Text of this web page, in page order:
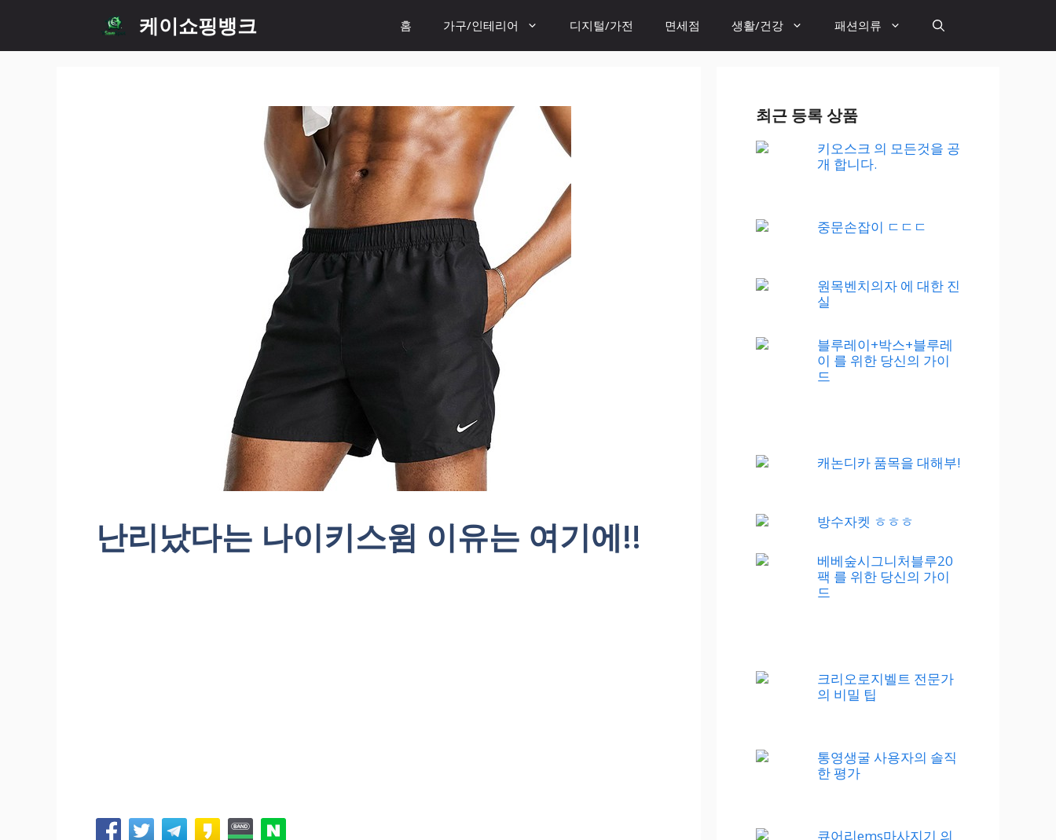
content
케이쇼핑뱅크 홈 가구/인테리어 디지털/가전 면세점 생활/건강 패션의류
난리났다는 나이키스윔 이유는 여기에!!
최근 등록 상품
키오스크 의 모든것을 공
개 합니다.
중문손잡이 ㄷㄷㄷ
원목벤치의자 에 대한 진
실
블루레이+박스+블루레
이 를 위한 당신의 가이
드
캐논디카 품목을 대해부!
방수자켓 ㅎㅎㅎ
베베숲시그니처블루20
팩 를 위한 당신의 가이
드
크리오로지벨트 전문가
의 비밀 팁
통영생굴 사용자의 솔직
한 평가
큐어리ems마사지기 의